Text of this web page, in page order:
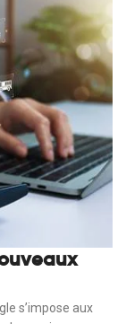
s’impose aux